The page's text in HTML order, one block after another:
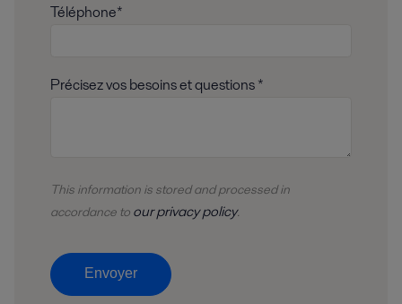
Téléphone*
Précisez vos besoins et questions *
This information is stored andprocessedin
accordance to our privacy policy.
Envoyer